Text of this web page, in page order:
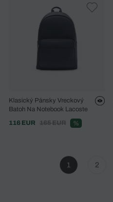
Klasický Pánsky Vreckový
Batoh Na Notebook Lacoste
116 EUR
165 EUR %
1 2